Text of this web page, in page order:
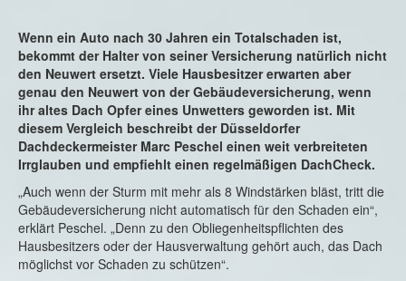
Wenn ein Auto nach 30 Jahren ein Totalschaden ist,
bekommt der Halter von seiner Versicherung natürlich nicht
den Neuwert ersetzt. Viele Hausbesitzer erwarten aber
genau den Neuwert von der Gebäudeversicherung, wenn
ihr altes Dach Opfer eines Unwetters geworden ist. Mit
diesem Vergleich beschreibt der Düsseldorfer
Dachdeckermeister Marc Peschel einen weit verbreiteten
Irrglauben und empfiehlt einen regelmäßigen DachCheck.
„Auch wenn der Sturm mit mehr als 8 Windstärken bläst, tritt die
Gebäudeversicherung nicht automatisch für den Schaden ein“,
erklärt Peschel. „Denn zu den Obliegenheitspflichten des
Hausbesitzers oder der Hausverwaltung gehört auch, das Dach
möglichst vor Schaden zu schützen“.